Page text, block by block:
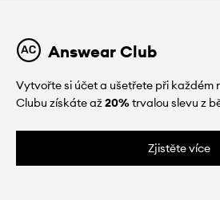
Answear Club
Vytvořte si účet a ušetřete při každém
Clubu získáte až20%trvalou slevu z
Zjistěte více